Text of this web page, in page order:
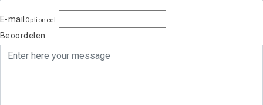
E-mail Optioneel
Beoordelen